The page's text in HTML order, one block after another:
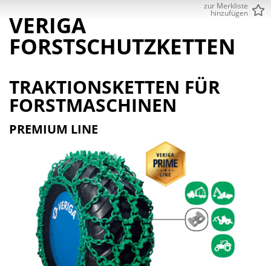
zur Merkliste
hinzufügen
VERIGA
FORSTSCHUTZKETTEN
TRAKTIONSKETTEN FÜR
FORSTMASCHINEN
PREMIUM LINE